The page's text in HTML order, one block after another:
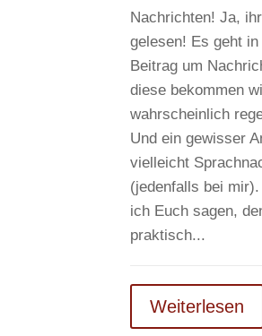
Nachrichten! Ja,
gelesen! Es geht in
Beitrag um
diese bekommen
wahrscheinlich
Und ein gewisser
vielleicht
(jedenfalls bei
ich Euch sagen,
praktisch...
Weiterlesen